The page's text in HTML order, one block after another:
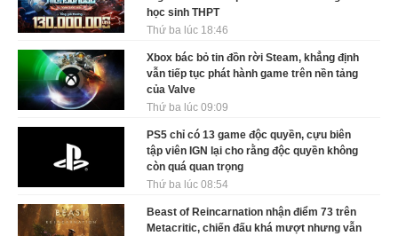
học sinh THPT
Thứ ba lúc 18:46
Xbox bác bỏ tin đồn rời Steam, khẳng định
vẫn tiếp tục phát hành game trên nền tảng
của Valve
Thứ ba lúc 09:09
PS5 chỉ có 13 game độc quyền, cựu biên
tập viên IGN lại cho rằng độc quyền không
còn quá quan trọng
Thứ ba lúc 08:54
Beast of Reincarnation nhận điểm 73 trên
Metacritic, chiến đấu khá mượt nhưng vẫn